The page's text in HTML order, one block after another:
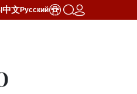
中文Русский